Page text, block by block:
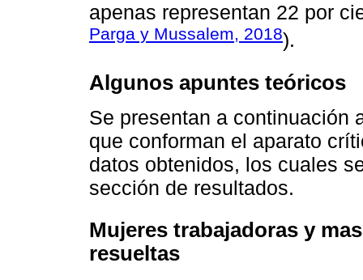
apenas representan 22 por
Parga y Mussalem, 2018).
Algunos apuntes teóricos
Se presentan a continuación
que conforman el aparato
datos obtenidos, los cuales
sección de resultados.
Mujeres trabajadoras y
resueltas